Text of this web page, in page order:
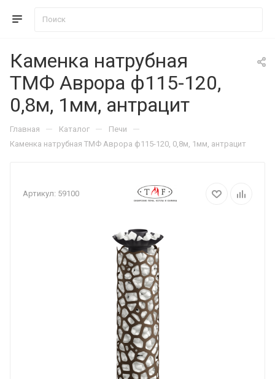
Каменка натрубная
ТМФ Аврора ф115-120,
0,8м, 1мм, антрацит
Главная — Каталог — Печи —
Каменка натрубная ТМФ Аврора ф115-120, 0,8м, 1мм, антрацит
Артикул: 59100